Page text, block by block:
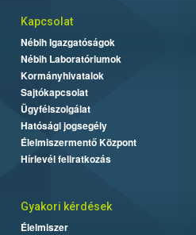
Kapcsolat
Nébih Igazgatóságok
Nébih Laboratóriumok
Kormányhivatalok
Sajtókapcsolat
Ügyfélszolgálat
Hatósági jogsegély
Élelmiszermentő Központ
Hírlevél feliratkozás
Gyakori kérdések
Élelmiszer